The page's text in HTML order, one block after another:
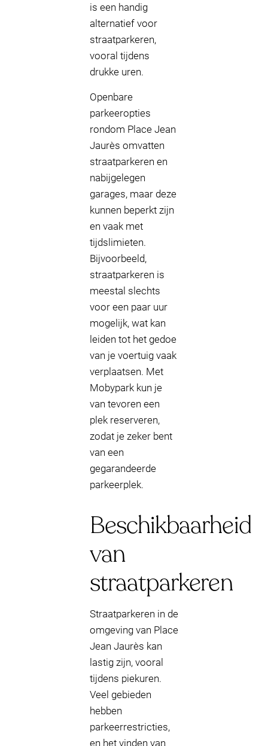
is een handig
alternatief voor
straatparkeren,
vooral tijdens
drukke uren.
Openbare
parkeeropties
rondom Place Jean
Jaurès omvatten
straatparkeren en
nabijgelegen
garages, maar deze
kunnen beperkt zijn
en vaak met
tijdslimieten.
Bijvoorbeeld,
straatparkeren is
meestal slechts
voor een paar uur
mogelijk, wat kan
leiden tot het gedoe
van je voertuig vaak
verplaatsen. Met
Mobypark kun je
van tevoren een
plek reserveren,
zodat je zeker bent
van een
gegarandeerde
parkeerplek.
Beschikbaarheid
van
straatparkeren
Straatparkeren in de
omgeving van Place
Jean Jaurès kan
lastig zijn, vooral
tijdens piekuren.
Veel gebieden
hebben
parkeerrestricties,
en het vinden van